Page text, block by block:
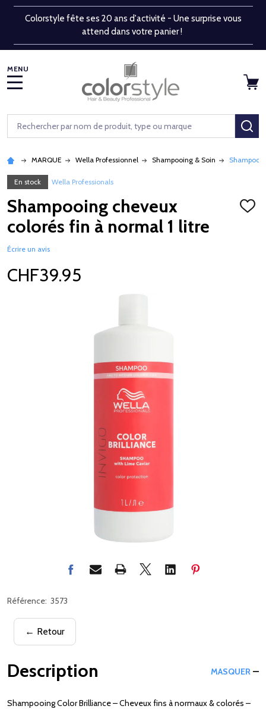
Colorstyle fête ses 20 ans d'activité - Une surprise vous
attend dans votre panier !
Rechercher
MARQUE Wella Professionnel Shampooing & Soin
En stock Wella Professionals
Shampooing cheveux
colorés fin à normal 1 litre
Écrire un avis
CHF39.95
Référence: 3573
← Retour
Description MASQUER
Shampooing Color Brilliance – Cheveux fins à normaux & colorés –